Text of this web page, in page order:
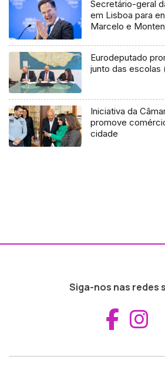
Secretário-geral
em Lisboa para
Marcelo e
Eurodeputado
junto das escolas
Iniciativa da
promove
cidade
Siga-nos nas redes